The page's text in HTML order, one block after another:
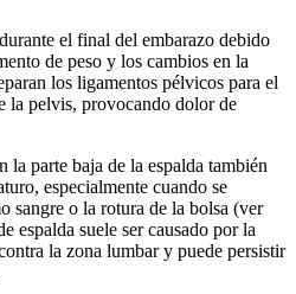
el final del embarazo debido
de peso y los cambios en la
los ligamentos pélvicos para el
la pelvis, provocando dolor de
la parte baja de la espalda también
especialmente cuando se
sangre o la rotura de la bolsa (ver
espalda suele ser causado por la
la zona lumbar y puede persistir